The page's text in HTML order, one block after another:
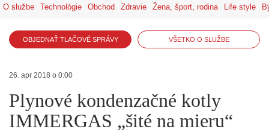
O službe Technológie Obchod Zdravie Žena, šport, rodina Life style
OBJEDNAŤ TLAČOVÉ SPRÁVY VŠETKO O SLUŽBE
26. apr 2018 o 0:00
Plynové kondenzačné kotly
IMMERGAS „šité na mieru“